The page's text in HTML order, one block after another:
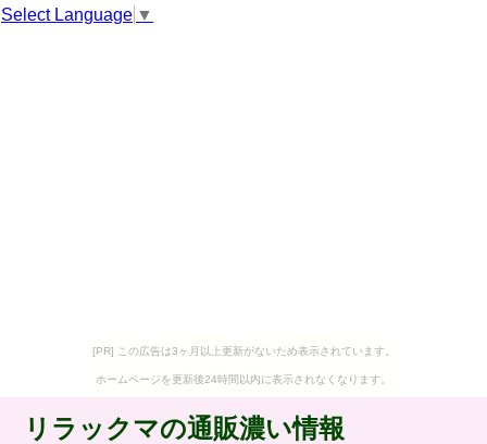
Select Language ▼
[PR] この広告は3ヶ月以上更新がないため表示されています。
ホームページを更新後24時間以内に表示されなくなります。
リラックマの通販濃い情報